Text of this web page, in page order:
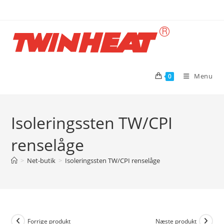
content
0 Menu
Isoleringssten TW/CPI
renselåge
> Net-butik > Isoleringssten TW/CPI renselåge
Forrige produkt Næste produkt